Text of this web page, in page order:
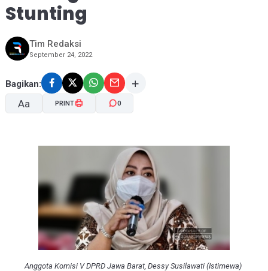
Stunting
Tim Redaksi
September 24, 2022
Bagikan:
Aa
A+
PRINT 0
Anggota Komisi V DPRD Jawa Barat, Dessy Susilawati (Istimewa)